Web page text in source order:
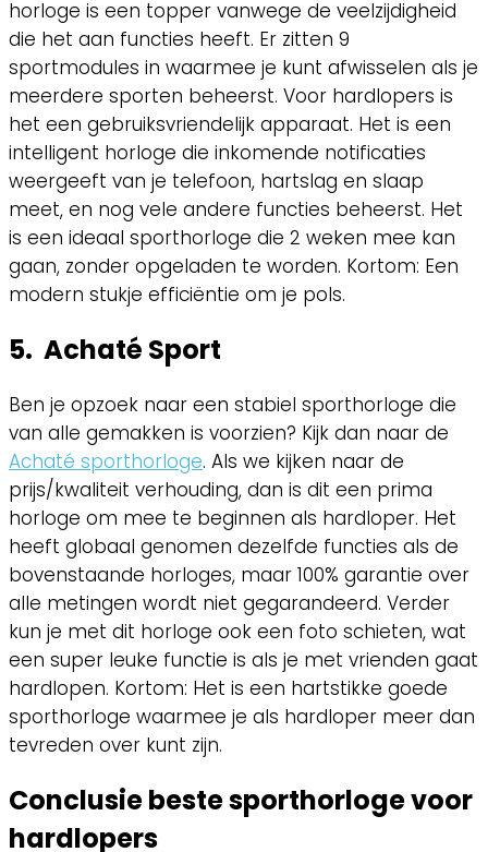
horloge is een topper vanwege de veelzijdigheid
die het aan functies heeft. Er zitten 9
sportmodules in waarmee je kunt afwisselen als je
meerdere sporten beheerst. Voor hardlopers is
het een gebruiksvriendelijk apparaat. Het is een
intelligent horloge die inkomende notificaties
weergeeft van je telefoon, hartslag en slaap
meet, en nog vele andere functies beheerst. Het
is een ideaal sporthorloge die 2 weken mee kan
gaan, zonder opgeladen te worden. Kortom: Een
modern stukje efficiëntie om je pols.
5. Achaté Sport
Ben je opzoek naar een stabiel sporthorloge die
van alle gemakken is voorzien? Kijk dan naar de
Achaté sporthorloge. Als we kijken naar de
prijs/kwaliteit verhouding, dan is dit een prima
horloge om mee te beginnen als hardloper. Het
heeft globaal genomen dezelfde functies als de
bovenstaande horloges, maar 100% garantie over
alle metingen wordt niet gegarandeerd. Verder
kun je met dit horloge ook een foto schieten, wat
een super leuke functie is als je met vrienden gaat
hardlopen. Kortom: Het is een hartstikke goede
sporthorloge waarmee je als hardloper meer dan
tevreden over kunt zijn.
Conclusiebeste sporthorloge voor
hardlopers